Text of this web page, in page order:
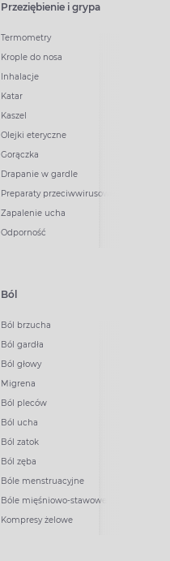
Przeziębienie i grypa
Termometry
Krople do nosa
Inhalacje
Katar
Kaszel
Olejki eteryczne
Gorączka
Drapanie w gardle
Preparaty przeciwwirusowe
Zapalenie ucha
Odporność
Ból
Ból brzucha
Ból gardła
Ból głowy
Migrena
Ból pleców
Ból ucha
Ból zatok
Ból zęba
Bóle menstruacyjne
Bóle mięśniowo-stawowe
Kompresy żelowe